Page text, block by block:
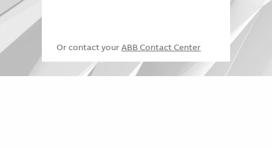
Or contact your ABB Contact Center